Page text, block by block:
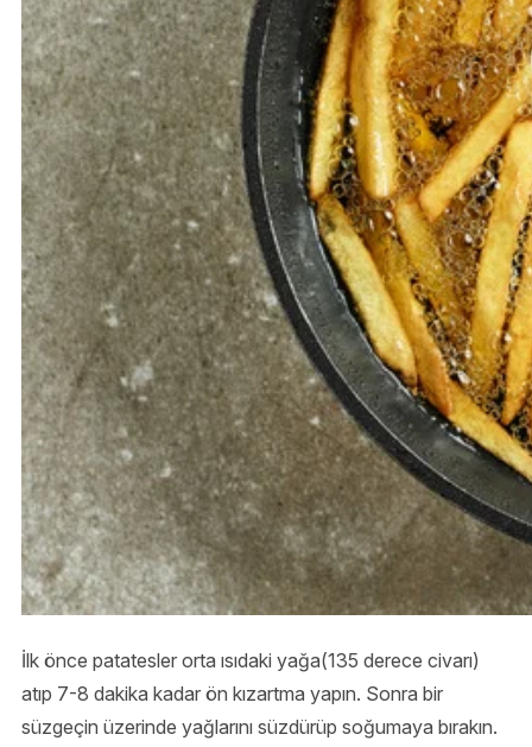
İlk önce patatesler orta ısıdaki yağa(135 derece civarı)
atıp 7-8 dakika kadar ön kızartma yapın. Sonra bir
süzgeçin üzerinde yağlarını süzdürüp soğumaya bırakın.